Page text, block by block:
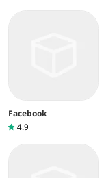
Facebook
4.9